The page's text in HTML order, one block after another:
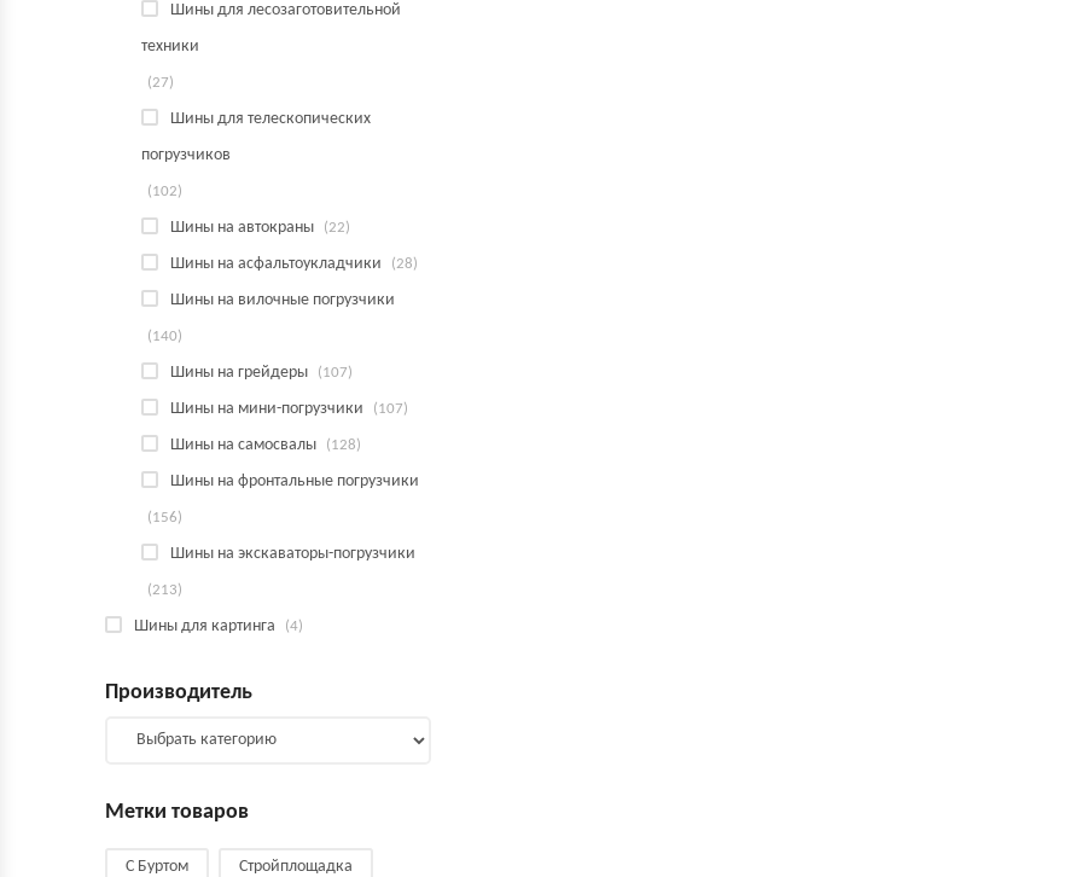
Шины для лесозаготовительной
техники
(27)
Шины для телескопических
погрузчиков
(102)
Шины на автокраны (22)
Шины на асфальтоукладчики (28)
Шины на вилочные погрузчики
(140)
Шины на грейдеры (107)
Шины на мини-погрузчики (107)
Шины на самосвалы (128)
Шины на фронтальные погрузчики
(156)
Шины на экскаваторы-погрузчики
(213)
Шины для картинга (4)
Производитель
Метки товаров
С Буртом Стройплощадка